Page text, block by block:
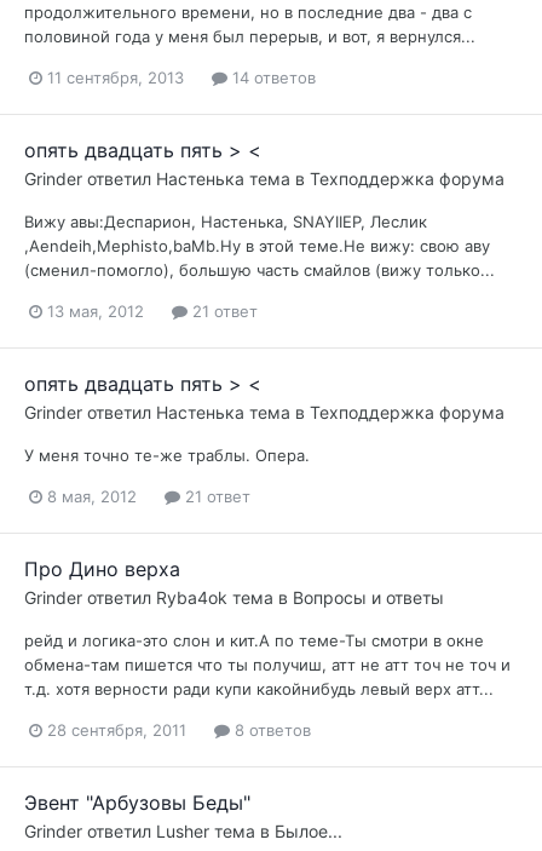
продолжительного времени, но в последние два - два с
половиной года у меня был перерыв, и вот, я вернулся...
11 сентября, 2013 14 ответов
опять двадцать пять > <
Grinder ответил Настенька тема в Техподдержка форума
Вижу авы:Деспарион, Настенька, SNAYIIEP, Леслик
,Aendeih,Mephisto,baMb.Ну в этой теме.Не вижу: свою аву
(сменил-помогло), большую часть смайлов (вижу только...
13 мая, 2012 21 ответ
опять двадцать пять > <
Grinder ответил Настенька тема в Техподдержка форума
У меня точно те-же траблы. Опера.
8 мая, 2012 21 ответ
Про Дино верха
Grinder ответил Ryba4оk тема в Вопросы и ответы
рейд и логика-это слон и кит.А по теме-Ты смотри в окне
обмена-там пишется что ты получиш, атт не атт точ не точ и
т.д. хотя верности ради купи какойнибудь левый верх атт...
28 сентября, 2011 8 ответов
Эвент "Арбузовы Беды"
Grinder ответил Lusher тема в Былое...